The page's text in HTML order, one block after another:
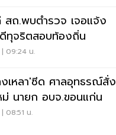
ถ.พบตำรวจ เจอแจ้ง
ทุจริตสอบท้องถิ่น
09:24 น.
เหลา'ซีด ศาลอุทธรณ์สั่ง
ม่ นายก อบจ.ขอนแก่น
08:51 น.